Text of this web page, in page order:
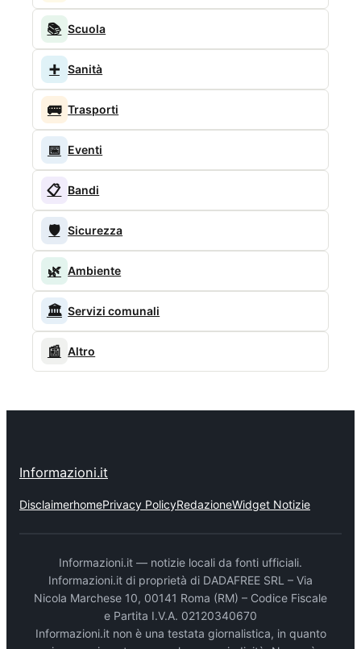
📚 Scuola
➕ Sanità
🚌 Trasporti
📅 Eventi
📋 Bandi
🛡️ Sicurezza
🌿 Ambiente
🏛️ Servizi comunali
📰 Altro
Informazioni.it
DisclaimerhomePrivacy PolicyRedazioneWidget Notizie
Informazioni.it — notizie locali da fonti ufficiali.
Informazioni.it di proprietà di DADAFREE SRL – Via
Nicola Marchese 10, 00141 Roma (RM) – Codice Fiscale
e Partita I.V.A. 02120340670
Informazioni.it non è una testata giornalistica, in quanto